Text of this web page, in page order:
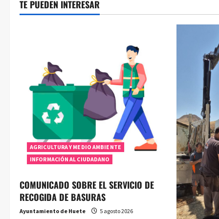
TE PUEDEN INTERESAR
AGRICULTURA Y MEDIO AMBIENTE
INFORMACIÓN AL CIUDADANO
COMUNICADO SOBRE EL SERVICIO DE
RECOGIDA DE BASURAS
Ayuntamiento de Huete 5 agosto 2026